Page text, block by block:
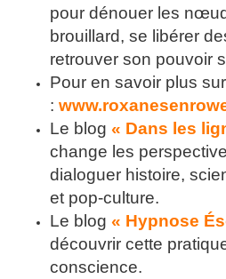
pour dénouer les
brouillard, se libérer
retrouver son pouvoir
Pour en savoir plus
:
Le blog « Dans les
change les
dialoguer histoire,
et pop-culture.
Le blog « Hypnose
découvrir cette
conscience.